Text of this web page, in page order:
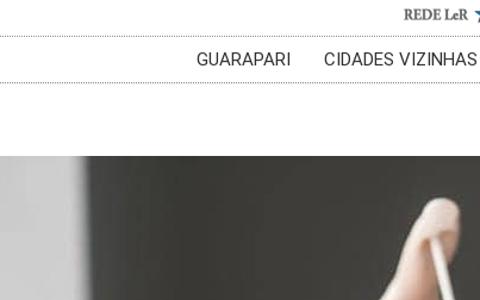
GUARAPARI CIDADES VIZINHAS